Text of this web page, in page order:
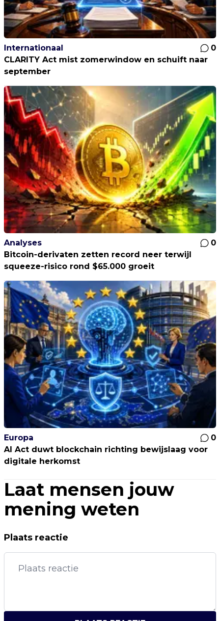
Internationaal
0
CLARITY Act mist zomerwindow en schuift naar
september
Analyses
0
Bitcoin-derivaten zetten record neer terwijl
squeeze-risico rond $65.000 groeit
Europa
0
AI Act duwt blockchain richting bewijslaag voor
digitale herkomst
Laat mensen jouw
mening weten
Plaats reactie